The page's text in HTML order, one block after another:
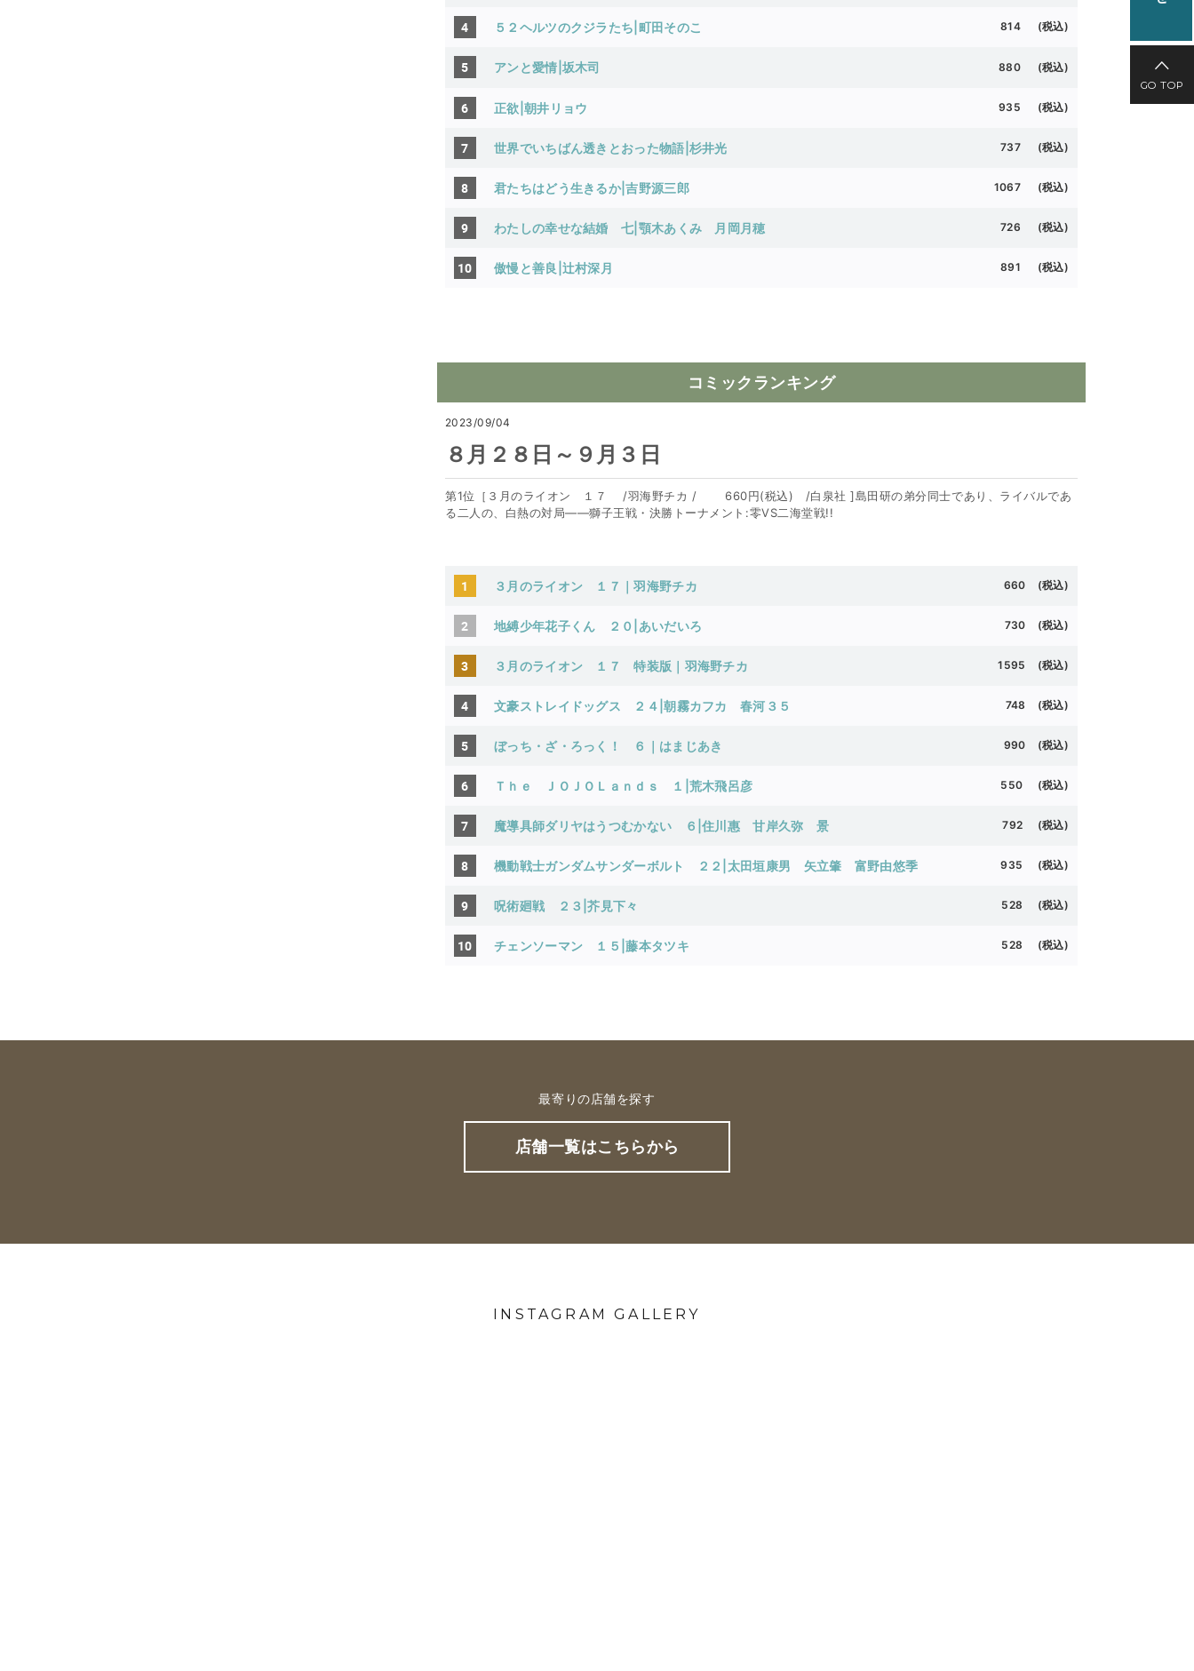
GO TOP
4 ５２ヘルツのクジラたち|町田そのこ 814 (税込)
5 アンと愛情|坂木司 880 (税込)
6 正欲|朝井リョウ 935 (税込)
7 世界でいちばん透きとおった物語|杉井光 737 (税込)
8 君たちはどう生きるか|吉野源三郎 1067 (税込)
9 わたしの幸せな結婚 七|顎木あくみ 月岡月穂 726 (税込)
10 傲慢と善良|辻村深月 891 (税込)
コミックランキング
2023/09/04
８月２８日～９月３日
第1位［３月のライオン １７ /羽海野チカ / 660円(税込) /白泉社 ]島田研の弟分同士であり、ライバルであ
る二人の、白熱の対局――獅子王戦・決勝トーナメント:零VS二海堂戦!!
1 ３月のライオン １７｜羽海野チカ 660 (税込)
2 地縛少年花子くん ２０|あいだいろ 730 (税込)
3 ３月のライオン １７ 特装版｜羽海野チカ 1595 (税込)
4 文豪ストレイドッグス ２４|朝霧カフカ 春河３５ 748 (税込)
5 ぼっち・ざ・ろっく！ ６｜はまじあき 990 (税込)
6 Ｔｈｅ ＪＯＪＯＬａｎｄｓ １|荒木飛呂彦 550 (税込)
7 魔導具師ダリヤはうつむかない ６|住川惠 甘岸久弥 景 792 (税込)
8 機動戦士ガンダムサンダーボルト ２２|太田垣康男 矢立肇 富野由悠季 935 (税込)
9 呪術廻戦 ２３|芥見下々 528 (税込)
10 チェンソーマン １５|藤本タツキ 528 (税込)
最寄りの店舗を探す
店舗一覧はこちらから
INSTAGRAM GALLERY